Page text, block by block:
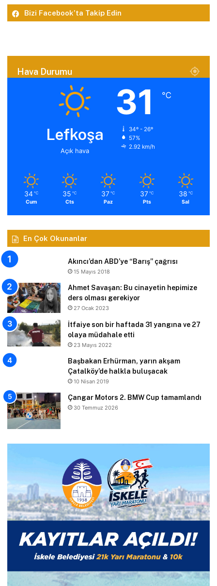
Bizi Facebook’ta Takip Edin
Hava Durumu
Lefkoşa
Açık hava
31 ℃
34º - 26º
57%
2.92 km/h
34 ℃
Cum
35 ℃
Cts
37 ℃
Paz
37 ℃
Pts
38 ℃
Sal
En Çok Okunanlar
Akıncı’dan ABD’ye “Barış” çağrısı
15 Mayıs 2018
Ahmet Savaşan: Bu cinayetin hepimize
ders olması gerekiyor
27 Ocak 2023
İtfaiye son bir haftada 31 yangına ve 27
olaya müdahale etti
23 Mayıs 2022
Başbakan Erhürman, yarın akşam
Çatalköy’de halkla buluşacak
10 Nisan 2019
Çangar Motors 2. BMW Cup tamamlandı
30 Temmuz 2026